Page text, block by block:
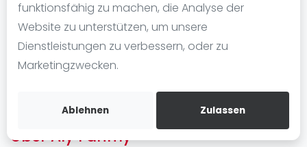
funktionsfähig zu machen, die Analyse der
Website zu unterstützen, um unsere
Dienstleistungen zu verbessern, oder zu
Marketingzwecken.
Ablehnen Zulassen
Die Geschichte von Padel
Regeln und Punktzählung
Padel Schläge
Video
Bist du
Kostenloses Konto erstellen
Über Aly Fahmy